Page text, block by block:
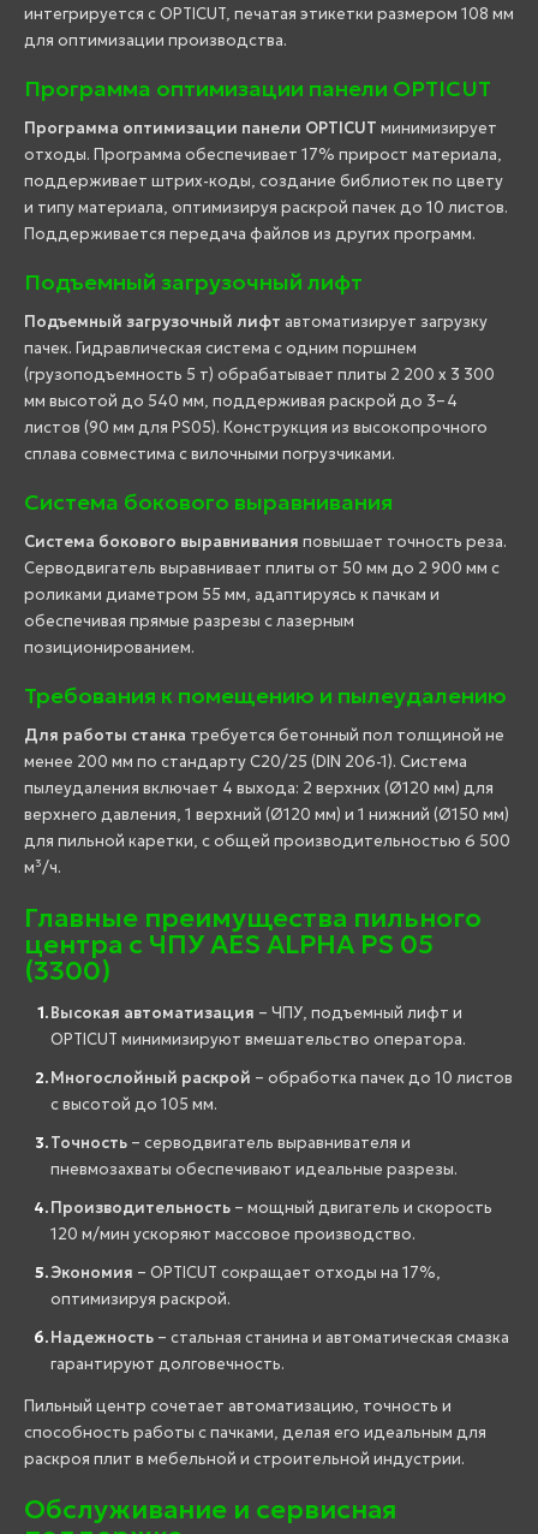
интегрируется с OPTICUT, печатая этикетки размером 108 мм
для оптимизации производства.
Программа оптимизации панели OPTICUT
Программа оптимизации панели OPTICUT минимизирует
отходы. Программа обеспечивает 17% прирост материала,
поддерживает штрих-коды, создание библиотек по цвету
и типу материала, оптимизируя раскрой пачек до 10 листов.
Поддерживается передача файлов из других программ.
Подъемный загрузочный лифт
Подъемный загрузочный лифт автоматизирует загрузку
пачек. Гидравлическая система с одним поршнем
(грузоподъемность 5 т) обрабатывает плиты 2 200 x 3 300
мм высотой до 540 мм, поддерживая раскрой до 3–4
листов (90 мм для PS05). Конструкция из высокопрочного
сплава совместима с вилочными погрузчиками.
Система бокового выравнивания
Система бокового выравнивания повышает точность реза.
Серводвигатель выравнивает плиты от 50 мм до 2 900 мм с
роликами диаметром 55 мм, адаптируясь к пачкам и
обеспечивая прямые разрезы с лазерным
позиционированием.
Требования к помещению и пылеудалению
Для работы станка требуется бетонный пол толщиной не
менее 200 мм по стандарту C20/25 (DIN 206-1). Система
пылеудаления включает 4 выхода: 2 верхних (Ø120 мм) для
верхнего давления, 1 верхний (Ø120 мм) и 1 нижний (Ø150 мм)
для пильной каретки, с общей производительностью 6 500
м³/ч.
Главные преимущества пильного
центра с ЧПУ AES ALPHA PS 05
(3300)
Высокая автоматизация – ЧПУ, подъемный лифт и
OPTICUT минимизируют вмешательство оператора.
Многослойный раскрой – обработка пачек до 10 листов
с высотой до 105 мм.
Точность – серводвигатель выравнивателя и
пневмозахваты обеспечивают идеальные разрезы.
Производительность – мощный двигатель и скорость
120 м/мин ускоряют массовое производство.
Экономия – OPTICUT сокращает отходы на 17%,
оптимизируя раскрой.
Надежность – стальная станина и автоматическая смазка
гарантируют долговечность.
Пильный центр сочетает автоматизацию, точность и
способность работы с пачками, делая его идеальным для
раскроя плит в мебельной и строительной индустрии.
Обслуживание и сервисная